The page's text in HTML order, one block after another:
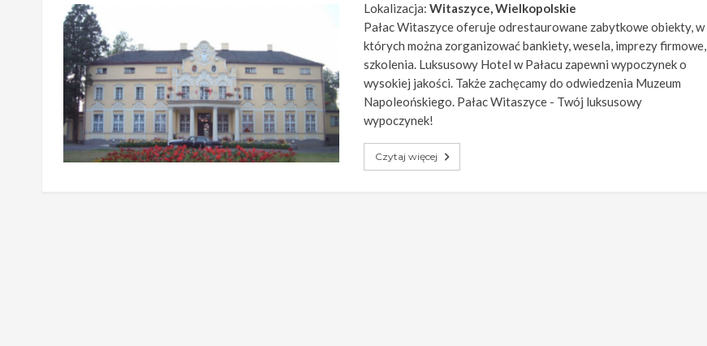
Lokalizacja: Witaszyce, Wielkopolskie
Pałac Witaszyce oferuje odrestaurowane zabytkowe obiekty, w
których można zorganizować bankiety, wesela, imprezy firmowe,
szkolenia. Luksusowy Hotel w Pałacu zapewni wypoczynek o
wysokiej jakości. Także zachęcamy do odwiedzenia Muzeum
Napoleońskiego. Pałac Witaszyce - Twój luksusowy
wypoczynek!
Czytaj więcej